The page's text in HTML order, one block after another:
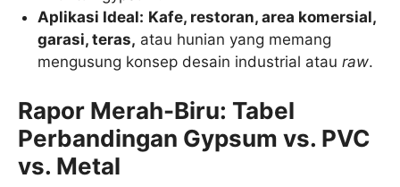
Aplikasi Ideal: Kafe, restoran, area komersial,
garasi, teras, atau hunian yang memang
mengusung konsep desain industrial atauraw.
Rapor Merah-Biru: Tabel
Perbandingan Gypsum vs. PVC
vs. Metal